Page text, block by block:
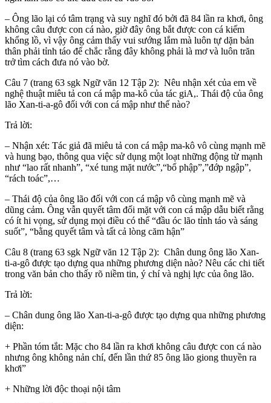
– Ông lão lại có tâm trạng và suy nghĩ đó bởi đã 84 lần ra khơi, ông
không câu được con cá nào, giờ đây ông bắt được con cá kiếm
khổng lồ, vì vậy ông cảm thấy vui sướng lắm mà luôn tự dặn bản
thân phải tỉnh táo để chắc rằng đây không phải là mơ và luôn trăn
trở tìm cách đưa nó vào bờ.
Câu 7 (trang 63 sgk Ngữ văn 12 Tập 2): Nêu nhận xét của em về
nghệ thuật miêu tả con cá mập ma-kô của tác giA,. Thái độ của ông
lão Xan-ti-a-gô đối với con cá mập như thế nào?
Trả lời:
– Nhận xét: Tác giả đã miêu tả con cá mập ma-kô vô cùng mạnh mẽ
và hung bạo, thông qua việc sử dụng một loạt những động từ mạnh
như “lao rất nhanh”, “xé tung mặt nước”,“bổ phập”,”đớp ngập”,
“rách toác”,…
– Thái độ của ông lão đối với con cá mập vô cùng mạnh mẽ và
dũng cảm. Ông vẫn quyết tâm đối mặt với con cá mập dẫu biết rằng
có ít hi vọng, sử dụng mọi điều có thể “đầu óc lão tỉnh táo và sáng
suốt”, “bằng quyết tâm và tất cả lòng căm hận”
Câu 8 (trang 63 sgk Ngữ văn 12 Tập 2): Chân dung ông lão Xan-
ti-a-gô được tạo dựng qua những phương diện nào? Nêu các chi tiết
trong văn bản cho thấy rõ niềm tin, ý chí và nghị lực của ông lão.
Trả lời:
– Chân dung ông lão Xan-ti-a-gô được tạo dựng qua những phương
diện:
+ Phần tóm tắt: Mặc cho 84 lần ra khơi không câu được con cá nào
nhưng ông không nản chí, đến lần thứ 85 ông lão giong thuyền ra
khơi”
+ Những lời độc thoại nội tâm